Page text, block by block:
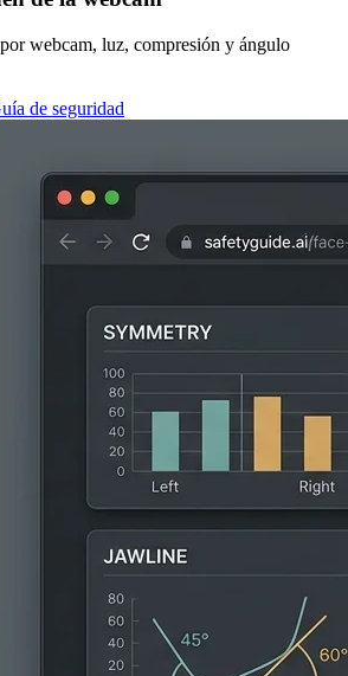
webcam, luz, compresión y ángulo
de seguridad